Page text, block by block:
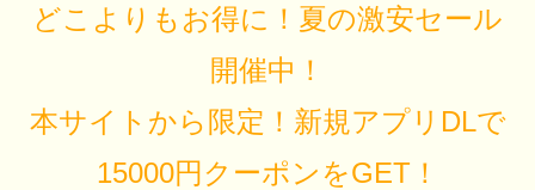
どこよりもお得に！夏の激安セール
開催中！
本サイトから限定！新規アプリDLで
15000円クーポンをGET！